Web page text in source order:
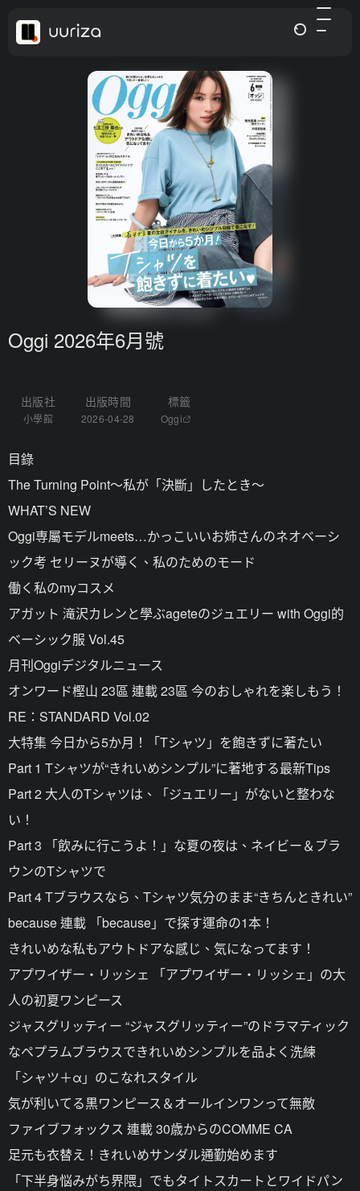
Oggi 2026年6月號
出版社
小學館
出版時間
2026-04-28
標籤
Oggi
目錄
The Turning Point～私が「決斷」したとき～
WHAT’S NEW
Oggi専屬モデルmeets…かっこいいお姉さんのネオベーシ
ック考 セリーヌが導く、私のためのモード
働く私のmyコスメ
アガット 滝沢カレンと學ぶageteのジュエリー with Oggi的
ベーシック服 Vol.45
月刊Oggiデジタルニュース
オンワード樫山 23區 連載 23區 今のおしゃれを楽しもう！
RE：STANDARD Vol.02
大特集 今日から5か月！「Tシャツ」を飽きずに著たい
Part 1 Tシャツが“きれいめシンプル”に著地する最新Tips
Part 2 大人のTシャツは、「ジュエリー」がないと整わな
い！
Part 3 「飲みに行こうよ！」な夏の夜は、ネイビー＆ブラ
ウンのTシャツで
Part 4 Tブラウスなら、Tシャツ気分のまま“きちんときれい”
because 連載 「because」で探す運命の1本！
きれいめな私もアウトドアな感じ、気になってます！
アプワイザー・リッシェ 「アプワイザー・リッシェ」の大
人の初夏ワンピース
ジャスグリッティー “ジャスグリッティー”のドラマティック
なペプラムブラウスできれいめシンプルを品よく洗練
「シャツ＋α」のこなれスタイル
気が利いてる黒ワンピース＆オールインワンって無敵
ファイブフォックス 連載 30歳からのCOMME CA
足元も衣替え！きれいめサンダル通勤始めます
「下半身悩みがち界隈」でもタイトスカートとワイドパン